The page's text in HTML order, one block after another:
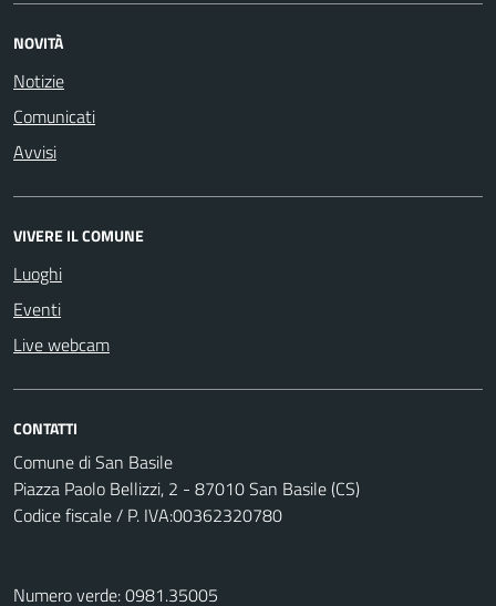
NOVITÀ
Notizie
Comunicati
Avvisi
VIVERE IL COMUNE
Luoghi
Eventi
Live webcam
CONTATTI
Comune di San Basile
Piazza Paolo Bellizzi, 2 - 87010 San Basile (CS)
Codice fiscale / P. IVA:00362320780
Numero verde: 0981.35005